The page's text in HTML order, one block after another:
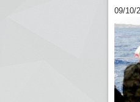
09/10/